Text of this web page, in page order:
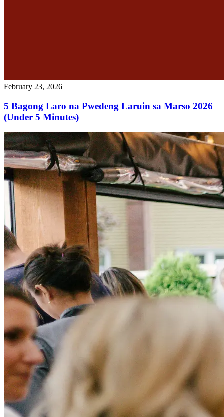
February 23, 2026
5 Bagong Laro na Pwedeng Laruin sa Marso 2026
(Under 5 Minutes)